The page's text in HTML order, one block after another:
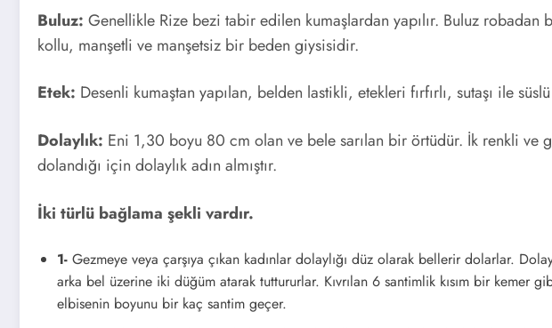
Buluz: Genellikle Rize bezi tabir edilen kumaşlardan yapılır. Buluz robadan
kollu, manşetli ve manşetsiz bir beden giysisidir.
Etek: Desenli kumaştan yapılan, belden lastikli, etekleri fırfırlı, sutaşı ile
Dolaylık: Eni 1,30 boyu 80 cm olan ve bele sarılan bir örtüdür. İk renkli ve
dolandığı için dolaylık adın almıştır.
İki türlü bağlama şekli vardır.
1- Gezmeye veya çarşıya çıkan kadınlar dolaylığı düz olarak bellerir dolarlar.
arka bel üzerine iki düğüm atarak tuttururlar. Kıvrılan 6 santimlik kısım bir kemer
elbisenin boyunu bir kaç santim geçer.
Canlı
Mobes
e İzle
Kamera İzle
Yokuşunda
Bulunan Mobese
Canlı Olarak